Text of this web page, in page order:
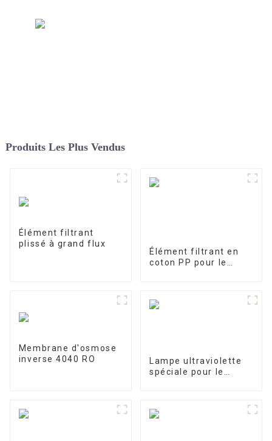
Produits Les Plus Vendus
Élément filtrant
plissé à grand flux
Élément filtrant en
coton PP pour le
soufflé
Membrane d'osmose
inverse 4040 RO
Lampe ultraviolette
spéciale pour le